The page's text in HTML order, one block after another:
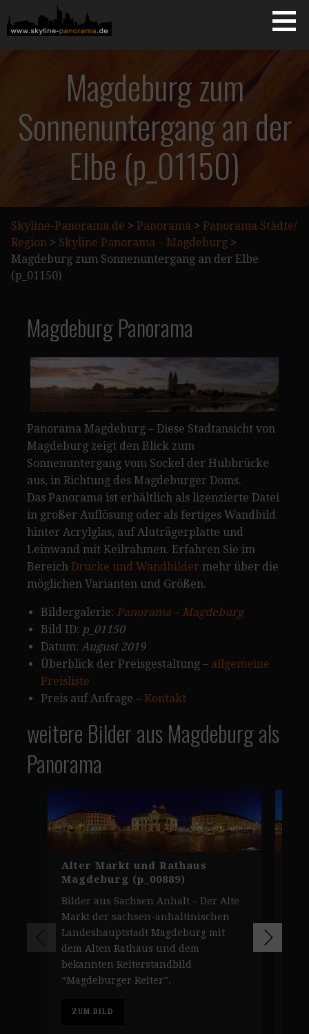
Inhalt
springen
SKYLINE-PANORAMA.DE
Magdeburg zum
Sonnenuntergang an der
Elbe (p_01150)
Skyline-Panorama.de > Panorama > Panorama Städte/
Region > Skyline Panorama – Magdeburg >
Magdeburg zum Sonnenuntergang an der Elbe
(p_01150)
Magdeburg Panorama
Panorama Magdeburg – Diese Stadtansicht von
Magdeburg zeigt den Blick zum
Sonnenuntergang vom Sockel der Hubbrücke
aus, in Richtung des Magdeburger Doms.
Das Panorama ist erhältlich als lizenzierte Datei
in großer Auflösung oder als fertiges Wandbild
hinter Acrylglas, auf Aluträgerplatte und
Leinwand mit Keilrahmen. Erfahren Sie im
Bereich Drucke und Wandbilder mehr über die
möglichen Varianten und Größen.
Bildergalerie: Panorama – Magdeburg
Bild ID: p_01150
Datum: August 2019
Überblick der Preisgestaltung – allgemeine
Preisliste
Preis auf Anfrage – Kontakt
weitere Bilder aus Magdeburg als
Panorama
Alter Markt und Rathaus
Magdeburg (p_00889)
Bilder aus Sachsen Anhalt – Der Alte
Markt der sachsen-anhaltinischen
Landeshauptstadt Magdeburg mit
dem Alten Rathaus und dem
bekannten Reiterstandbild
“Magdeburger Reiter”.
ZUM BILD